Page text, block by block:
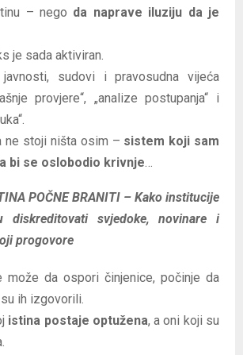
– nego da naprave iluziju da je
je sada aktiviran.
sudovi i pravosudna vijeća
provjere“, „analize postupanja“ i
ne stoji ništa osim – sistem koji sam
bi se oslobodio krivnje…
POČNE BRANITI – Kako institucije
diskreditovati svjedoke, novinare i
progovore
da ospori činjenice, počinje da
ih izgovorili.
istina postaje optužena, a oni koji su